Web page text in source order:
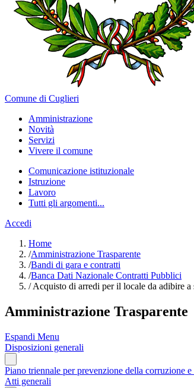
Comune di Cuglieri
Amministrazione
Novità
Servizi
Vivere il comune
Comunicazione istituzionale
Istruzione
Lavoro
Tutti gli argomenti...
Accedi
Home
/Amministrazione Trasparente
/Bandi di gara e contratti
/Banca Dati Nazionale Contratti Pubblici
/Acquisto di arredi per il locale da adibire
Amministrazione Trasparente
Espandi Menu
Disposizioni generali
Piano triennale per prevenzione della corruzione e
Atti generali